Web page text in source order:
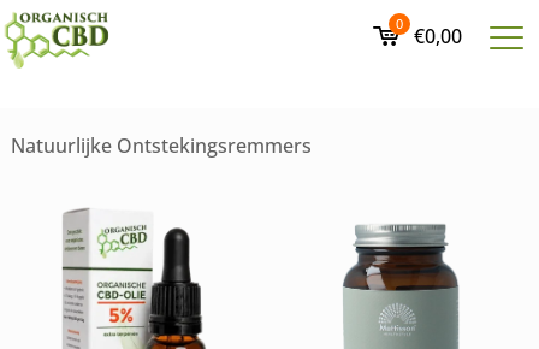
0 €0,00
Natuurlijke Ontstekingsremmers